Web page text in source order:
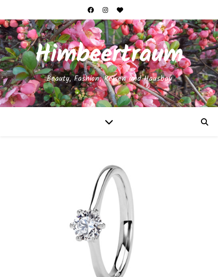
Himbeertraum
Beauty, Fashion, Reisen und Hausbau